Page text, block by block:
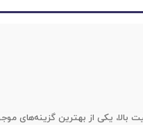
بالا، یکی از بهترین گزینه‌های